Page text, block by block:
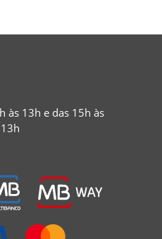
às 13h e das 15h às